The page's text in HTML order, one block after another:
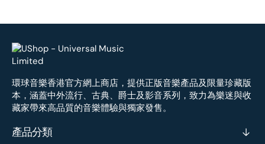
環球音樂香港官方網上商店，提供正版音樂產品及限量珍藏版
本，涵蓋中外流行、古典、爵士及影音系列，致力為樂迷與收
藏家帶來高品質的音樂體驗與獨家發售。
產品分類